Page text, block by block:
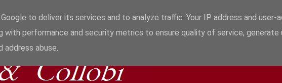
to deliver its services and to analyze traffic. Your IP address and user-
with performance and security metrics to ensure quality of service, generate
abuse.